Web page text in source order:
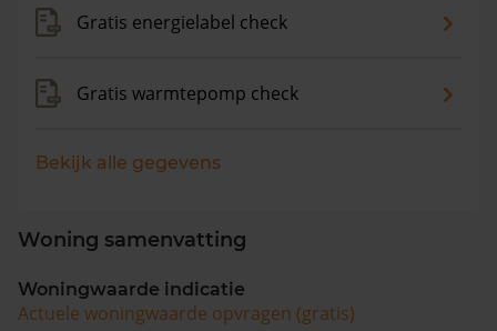
Gratis energielabel check
Gratis warmtepomp check
Bekijk alle gegevens
Woning samenvatting
Woningwaarde indicatie
Actuele woningwaarde opvragen (gratis)